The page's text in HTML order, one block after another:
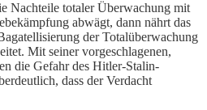
Nachteile totaler Überwachung mit
abwägt, dann nährt das
der Totalüberwachung
Mit seiner vorgeschlagenen,
die Gefahr des Hitler-Stalin-
dass der Verdacht